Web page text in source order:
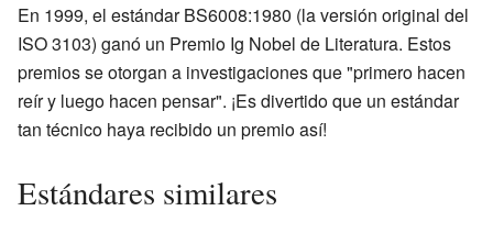
En 1999, el estándar BS6008:1980 (la versión original del
ISO 3103) ganó un Premio Ig Nobel de Literatura. Estos
premios se otorgan a investigaciones que "primero hacen
reír y luego hacen pensar". ¡Es divertido que un estándar
tan técnico haya recibido un premio así!
Estándares similares